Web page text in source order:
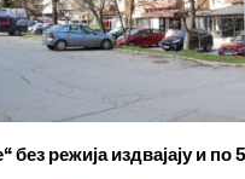
без режија издвајају и по